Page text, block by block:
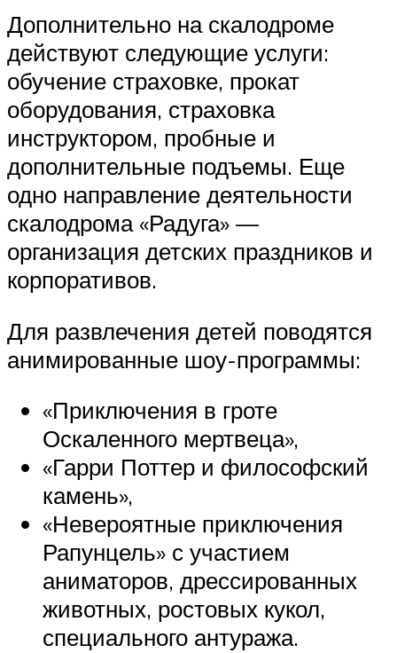
Дополнительно на скалодроме
действуют следующие услуги:
обучение страховке, прокат
оборудования, страховка
инструктором, пробные и
дополнительные подъемы. Еще
одно направление деятельности
скалодрома «Радуга» —
организация детских праздников и
корпоративов.
Для развлечения детей поводятся
анимированные шоу-программы:
«Приключения в гроте
Оскаленного мертвеца»,
«Гарри Поттер и философский
камень»,
«Невероятные приключения
Рапунцель» с участием
аниматоров, дрессированных
животных, ростовых кукол,
специального антуража.